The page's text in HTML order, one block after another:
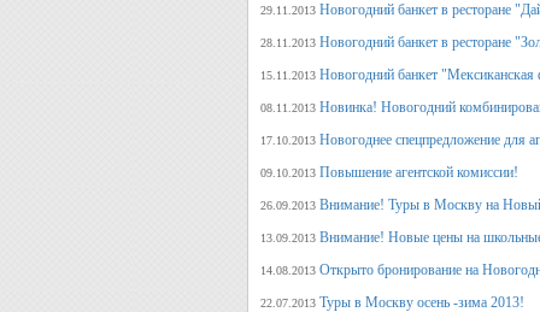
29.11.2013 Новогодний банкет в ресторане
28.11.2013 Новогодний банкет в ресторане
15.11.2013 Новогодний банкет
08.11.2013 Новинка! Новогодний
17.10.2013 Новогоднее спецпредложение для
09.10.2013 Повышение агентской комиссии!
26.09.2013 Внимание! Туры в Москву на
13.09.2013 Внимание! Новые цены на
14.08.2013 Открыто бронирование на
22.07.2013 Туры в Москву осень -зима 2013!